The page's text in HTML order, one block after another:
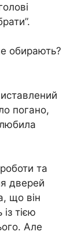
обирають?
погано,
та
дверей
що він
тією
Але